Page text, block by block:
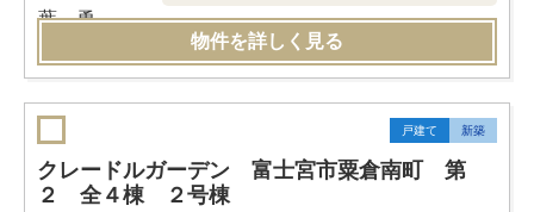
物件を詳しく見る
戸建て 新築
クレードルガーデン 富士宮市粟倉南町 第
２ 全４棟 ２号棟